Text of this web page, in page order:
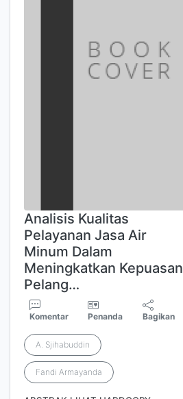
Analisis Kualitas
Pelayanan Jasa Air
Minum Dalam
Meningkatkan Kepuasan
Pelang…
Komentar Penanda Bagikan
A. Sjihabuddin
Fandi Armayanda